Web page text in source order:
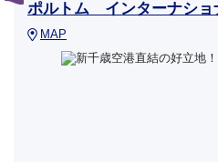
ポルトム インターナシ
MAP